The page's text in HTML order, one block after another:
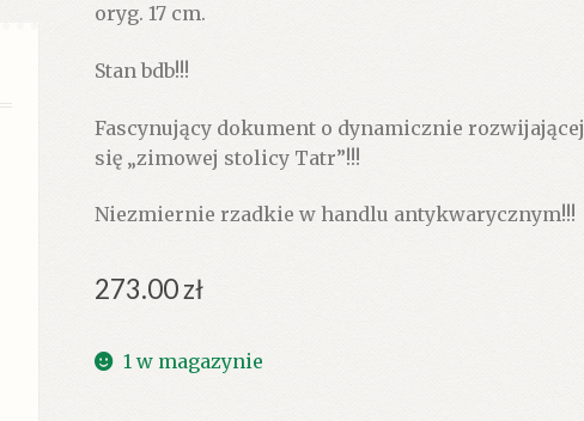
oryg. 17 cm.
Stan bdb!!!
Fascynujący dokument o dynamicznie rozwijającej
się „zimowej stolicy Tatr”!!!
Niezmiernie rzadkie w handlu antykwarycznym!!!
273.00zł
1 w magazynie